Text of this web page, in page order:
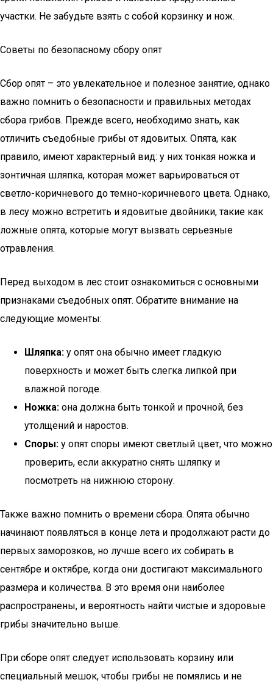
участки. Не забудьте взять с собой корзинку и нож.
Советы по безопасному сбору опят
Сбор опят – это увлекательное и полезное занятие, однако
важно помнить о безопасности и правильных методах
сбора грибов. Прежде всего, необходимо знать, как
отличить съедобные грибы от ядовитых. Опята, как
правило, имеют характерный вид: у них тонкая ножка и
зонтичная шляпка, которая может варьироваться от
светло-коричневого до темно-коричневого цвета. Однако,
в лесу можно встретить и ядовитые двойники, такие как
ложные опята, которые могут вызвать серьезные
отравления.
Перед выходом в лес стоит ознакомиться с основными
признаками съедобных опят. Обратите внимание на
следующие моменты:
Шляпка: у опят она обычно имеет гладкую
поверхность и может быть слегка липкой при
влажной погоде.
Ножка: она должна быть тонкой и прочной, без
утолщений и наростов.
Споры: у опят споры имеют светлый цвет, что можно
проверить, если аккуратно снять шляпку и
посмотреть на нижнюю сторону.
Также важно помнить о времени сбора. Опята обычно
начинают появляться в конце лета и продолжают расти до
первых заморозков, но лучше всего их собирать в
сентябре и октябре, когда они достигают максимального
размера и количества. В это время они наиболее
распространены, и вероятность найти чистые и здоровые
грибы значительно выше.
При сборе опят следует использовать корзину или
специальный мешок, чтобы грибы не помялись и не